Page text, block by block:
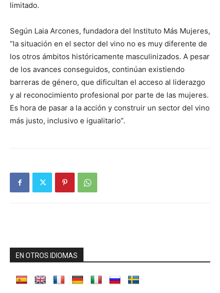
limitado.
Según Laia Arcones, fundadora del Instituto Más Mujeres,
“la situación en el sector del vino no es muy diferente de
los otros ámbitos históricamente masculinizados. A pesar
de los avances conseguidos, continúan existiendo
barreras de género, que dificultan el acceso al liderazgo
y al reconocimiento profesional por parte de las mujeres.
Es hora de pasar a la acción y construir un sector del vino
más justo, inclusivo e igualitario”.
EN OTROS IDIOMAS